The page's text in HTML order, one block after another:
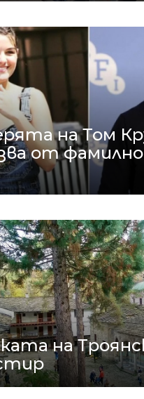
на Том
от
на